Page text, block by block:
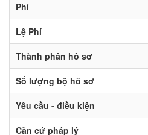
Phí
Lệ Phí
Thành phần hồ sơ
Số lượng bộ hồ sơ
Yêu cầu - điều kiện
Căn cứ pháp lý